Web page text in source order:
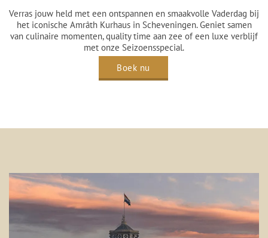
Verras jouw held met een ontspannen en smaakvolle Vaderdag bij
het iconische Amrâth Kurhaus in Scheveningen. Geniet samen
van culinaire momenten, quality time aan zee of een luxe verblijf
met onze Seizoensspecial.
Boek nu